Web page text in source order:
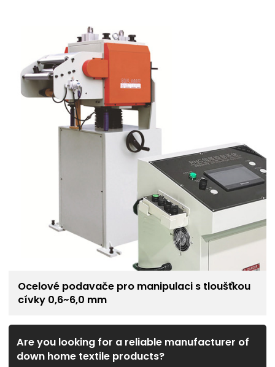
Ocelové podavače pro manipulaci s tloušťkou
cívky 0,6~6,0 mm
Are you looking for a reliable manufacturer of
down home textile products?